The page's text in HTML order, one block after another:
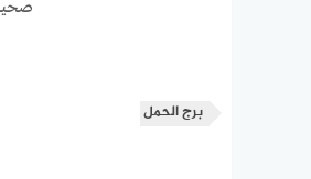
برج الحمل